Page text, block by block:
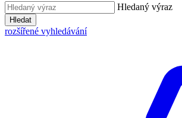
Hledaný výraz
Hledat
rozšířené vyhledávání